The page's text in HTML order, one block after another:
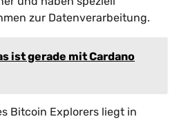
zur Datenverarbeitung.
ist gerade mit Cardano
Bitcoin Explorers liegt in